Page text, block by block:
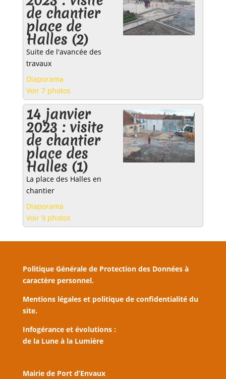
de chantier
place de
Halles (2)
Suite de l'avancée des
travaux
Diaporama
Voir 7 photos
14 janvier
2023 : visite
de chantier
place des
Halles (1)
La place des Halles en
chantier
Diaporama
Voir 9 photos
Politique Générale de Protection des Données à
caractère personnel.
Mentions légales et politique de confidentialité du
site.
Infogérance et évolutions :
de la Lune à la Lumière
Mairie de Port d’Envaux